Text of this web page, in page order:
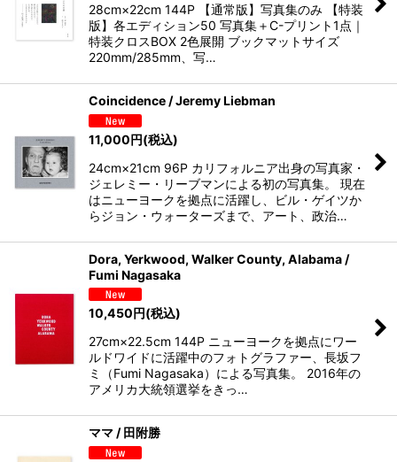
28cm×22cm 144P 【通常版】写真集のみ 【特装
版】各エディション50 写真集＋C-プリント1点｜
特装クロスBOX 2色展開 ブックマットサイズ
220mm/285mm、写…
Coincidence / Jeremy Liebman
11,000円(税込)
24cm×21cm 96P カリフォルニア出身の写真家・
ジェレミー・リーブマンによる初の写真集。 現在
はニューヨークを拠点に活躍し、ビル・ゲイツか
らジョン・ウォーターズまで、アート、政治…
Dora, Yerkwood, Walker County, Alabama /
Fumi Nagasaka
10,450円(税込)
27cm×22.5cm 144P ニューヨークを拠点にワー
ルドワイドに活躍中のフォトグラファー、長坂フ
ミ（Fumi Nagasaka）による写真集。 2016年の
アメリカ大統領選挙をきっ…
ママ / 田附勝